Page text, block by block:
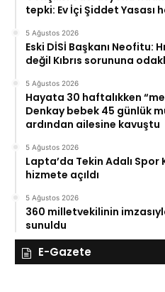
tepki: Ev İçi Şiddet Yasası
5 Ağustos 2026
Eski DİSİ Başkanı
değil Kıbrıs sorununa
5 Ağustos 2026
Hayata 30 haftalıkken
Denkay bebek 45 günlük
ardından ailesine kavuştu
5 Ağustos 2026
Lapta’da Tekin Adalı Spor
hizmete açıldı
5 Ağustos 2026
360 milletvekilinin
sunuldu
E-Gazete